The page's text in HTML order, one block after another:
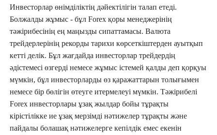
Инвесторлар өнімділіктің дәйектілігін талап етеді.
Болжалды жұмыс - бұл Forex қоры менеджерінің
тәжірибесінің ең маңызды сипаттамасы. Валюта
трейдерлерінің рекорды тарихи көрсеткіштерден ауытқып
кетті делік. Бұл жағдайда инвесторлар трейдердің
әдістемесі өзгерді немесе жұмыс істемей қалды деп қорқуы
мүмкін, бұл инвесторларды өз қаражаттарын толығымен
немесе бір бөлігін өтеуге итермелеуі мүмкін. Тәжірибелі
Forex инвесторлары ұзақ жылдар бойы тұрақты
кірістілікке ие ұзақ мерзімді нәтижелер тұрақты және
пайдалы болашақ нәтижелерге кепілдік емес екенін